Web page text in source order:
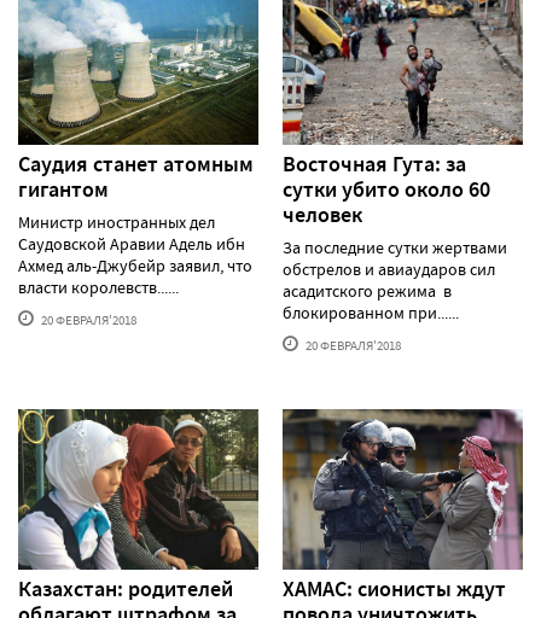
Саудия станет атомным
гигантом
Министр иностранных дел
Саудовской Аравии Адель ибн
Ахмед аль-Джубейр заявил, что
власти королевств......
20 ФЕВРАЛЯ'2018
Восточная Гута: за
сутки убито около 60
человек
За последние сутки жертвами
обстрелов и авиаударов сил
асадитского режима в
блокированном при......
20 ФЕВРАЛЯ'2018
Казахстан: родителей
ХАМАС: сионисты ждут